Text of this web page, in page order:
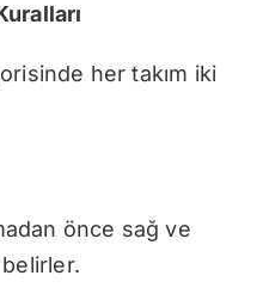
her takım iki
önce sağ ve